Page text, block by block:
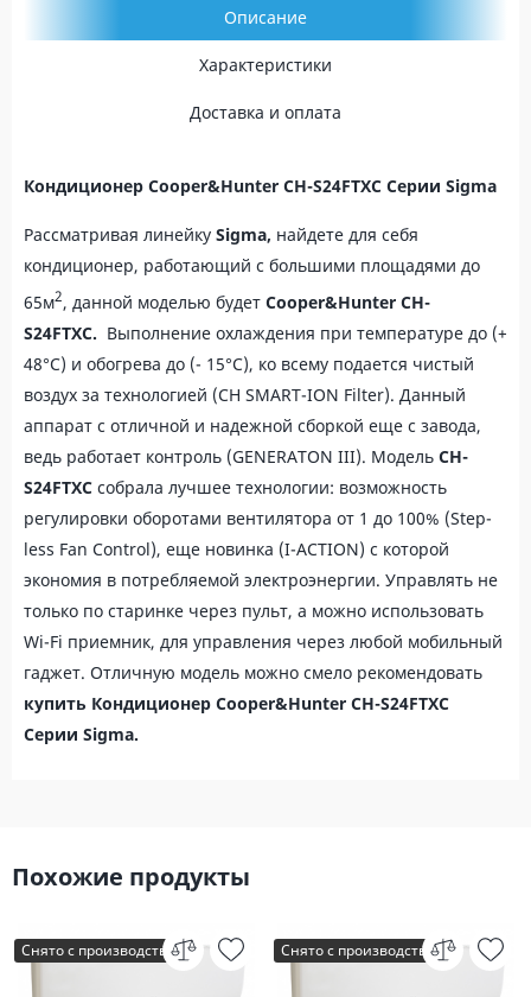
Описание
Характеристики
Доставка и оплата
Кондиционер Cooper&Hunter CH-S24FTXC Серии Sigma
Рассматривая линейку Sigma, найдете для себя
кондиционер, работающий с большими площадями до
65м2, данной моделью будет Cooper&Hunter CH-
S24FTXC. Выполнение охлаждения при температуре до (+
48°С) и обогрева до (- 15°С), ко всему подается чистый
воздух за технологией (CH SMART-ION Filter). Данный
аппарат с отличной и надежной сборкой еще с завода,
ведь работает контроль (GENERATON III). Модель CH-
S24FTXC собрала лучшее технологии: возможность
регулировки оборотами вентилятора от 1 до 100% (Step-
less Fan Control), еще новинка (I-ACTION) с которой
экономия в потребляемой электроэнергии. Управлять не
только по старинке через пульт, а можно использовать
Wi-Fi приемник, для управления через любой мобильный
гаджет. Отличную модель можно смело рекомендовать
купить Кондиционер Cooper&Hunter CH-S24FTXC
Серии Sigma.
Похожие продукты
Снято с производства Снято с производства